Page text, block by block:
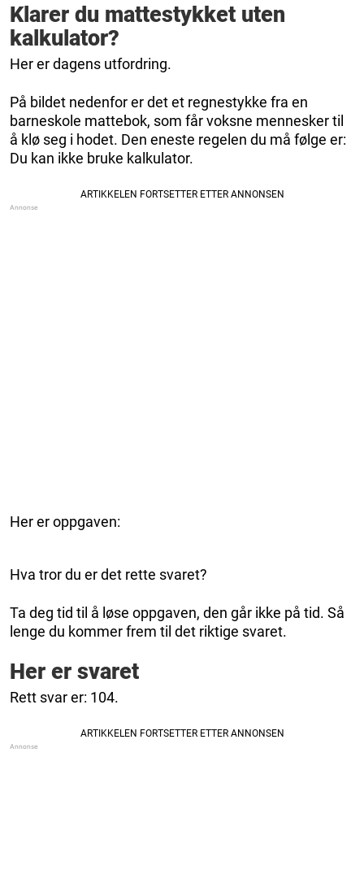
Klarer du mattestykket uten
kalkulator?
Her er dagens utfordring.
På bildet nedenfor er det et regnestykke fra en
barneskole mattebok, som får voksne mennesker til
å klø seg i hodet. Den eneste regelen du må følge er:
Du kan ikke bruke kalkulator.
Her er oppgaven:
Hva tror du er det rette svaret?
Ta deg tid til å løse oppgaven, den går ikke på tid. Så
lenge du kommer frem til det riktige svaret.
Her er svaret
Rett svar er: 104.